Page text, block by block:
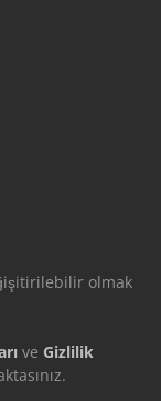
olmak
ve Gizlilik